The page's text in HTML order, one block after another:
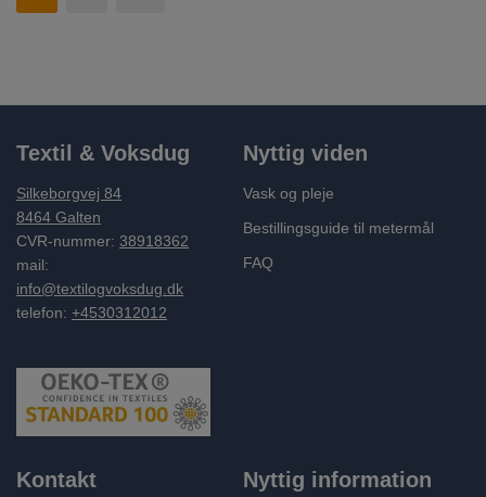
Textil & Voksdug
Silkeborgvej 84
8464 Galten
CVR-nummer: 38918362
mail:
info@textilogvoksdug.dk
telefon: +4530312012
Nyttig viden
Vask og pleje
Bestillingsguide til metermål
FAQ
Kontakt Nyttig information